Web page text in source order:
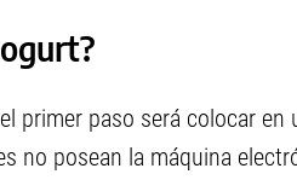
primer paso será colocar en
no posean la máquina